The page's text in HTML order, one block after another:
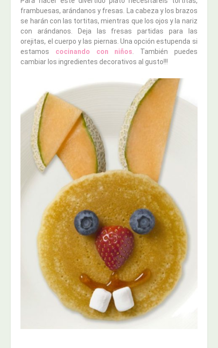
frambuesas, arándanos y fresas. La cabeza y los brazos
se harán con las tortitas, mientras que los ojos y la nariz
con arándanos. Deja las fresas partidas para las
orejitas, el cuerpo y las piernas. Una opción estupenda si
estamos cocinando con niños. También puedes
cambiar los ingredientes decorativos al gusto!!!